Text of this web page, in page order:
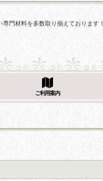
門材料を多数取り揃えております！
ご利用案内